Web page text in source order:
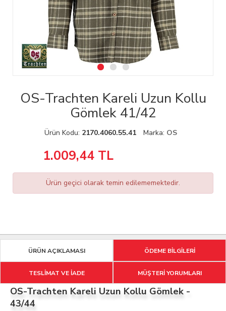
OS-Trachten Kareli Uzun Kollu
Gömlek 41/42
Ürün Kodu: 2170.4060.55.41 Marka: OS
1.009,44TL
Ürün geçici olarak temin edilememektedir.
ÜRÜN AÇIKLAMASI ÖDEME BİLGİLERİ
TESLİMAT VE İADE MÜŞTERİ YORUMLARI
OS-Trachten Kareli Uzun Kollu Gömlek -
43/44